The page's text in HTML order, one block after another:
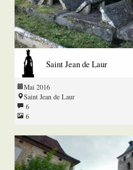
Saint Jean de Laur
Mai 2016
Saint Jean de Laur
6
6